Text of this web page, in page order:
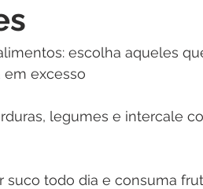
escolha aqueles
em excesso
legumes e intercale
todo dia e consuma